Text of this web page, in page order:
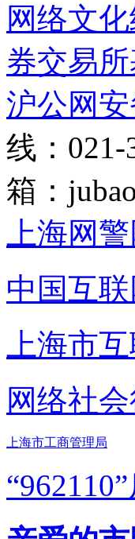
网络文
券交易
沪公网安
线：021-
箱：
上海网
中国互联
上海市
网络社
上海市工商管理局
“962110”